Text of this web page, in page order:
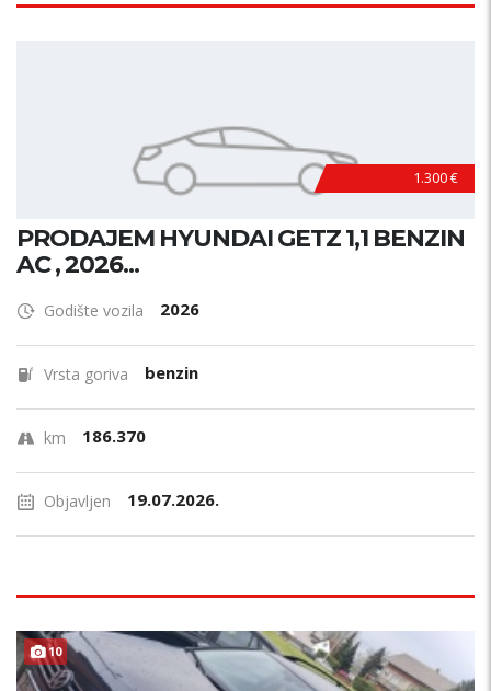
1.300 €
PRODAJEM HYUNDAI GETZ 1,1 BENZIN
AC , 2026...
Godište vozila 2026
Vrsta goriva benzin
km 186.370
Objavljen 19.07.2026.
10